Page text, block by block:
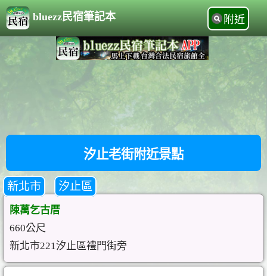
bluezz民宿筆記本 附近
汐止老街附近景點
新北市 汐止區
陳萬乞古厝
660公尺
新北市221汐止區禮門街旁